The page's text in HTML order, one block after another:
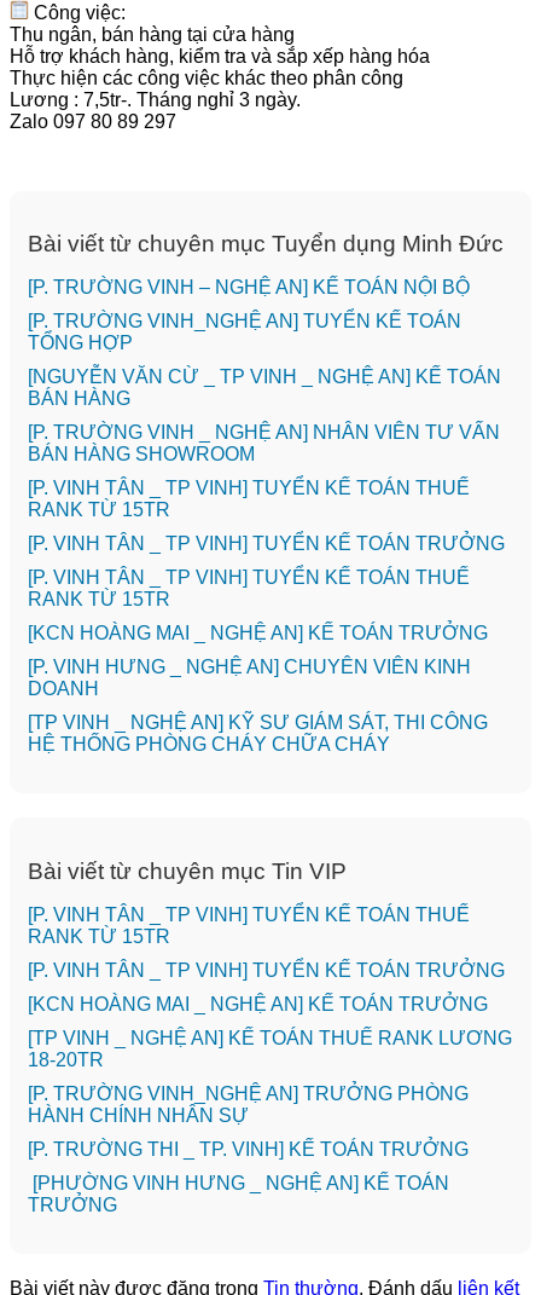
Công việc:
Thu ngân, bán hàng tại cửa hàng
Hỗ trợ khách hàng, kiểm tra và sắp xếp hàng hóa
Thực hiện các công việc khác theo phân công
Lương : 7,5tr-. Tháng nghỉ 3 ngày.
Zalo 097 80 89 297
Bài viết từ chuyên mục Tuyển dụng Minh Đức
[P. TRƯỜNG VINH – NGHỆ AN] KẾ TOÁN NỘI BỘ
[P. TRƯỜNG VINH_NGHỆ AN] TUYỂN KẾ TOÁN
TỔNG HỢP
[NGUYỄN VĂN CỪ _ TP VINH _ NGHỆ AN] KẾ TOÁN
BÁN HÀNG
[P. TRƯỜNG VINH _ NGHỆ AN] NHÂN VIÊN TƯ VẤN
BÁN HÀNG SHOWROOM
[P. VINH TÂN _ TP VINH] TUYỂN KẾ TOÁN THUẾ
RANK TỪ 15TR
[P. VINH TÂN _ TP VINH] TUYỂN KẾ TOÁN TRƯỞNG
[P. VINH TÂN _ TP VINH] TUYỂN KẾ TOÁN THUẾ
RANK TỪ 15TR
️[KCN HOÀNG MAI _ NGHỆ AN] KẾ TOÁN TRƯỞNG
️[P. VINH HƯNG _ NGHỆ AN] CHUYÊN VIÊN KINH
DOANH
[TP VINH _ NGHỆ AN] KỸ SƯ GIÁM SÁT, THI CÔNG
HỆ THỐNG PHÒNG CHÁY CHỮA CHÁY
Bài viết từ chuyên mục Tin VIP
[P. VINH TÂN _ TP VINH] TUYỂN KẾ TOÁN THUẾ
RANK TỪ 15TR
[P. VINH TÂN _ TP VINH] TUYỂN KẾ TOÁN TRƯỞNG
️[KCN HOÀNG MAI _ NGHỆ AN] KẾ TOÁN TRƯỞNG
[TP VINH _ NGHỆ AN] KẾ TOÁN THUẾ RANK LƯƠNG
18-20TR
[P. TRƯỜNG VINH_NGHỆ AN] TRƯỞNG PHÒNG
HÀNH CHÍNH NHÂN SỰ
️[P. TRƯỜNG THI _ TP. VINH] KẾ TOÁN TRƯỞNG
[PHƯỜNG VINH HƯNG _ NGHỆ AN] KẾ TOÁN
TRƯỞNG
Bài viết này được đăng trong Tin thường. Đánh dấu liên kết